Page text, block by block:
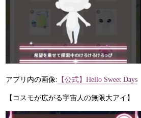
アプリ内の画像: 【公式】Hello Sweet Days
【コスモが広がる宇宙人の無限大アイ】